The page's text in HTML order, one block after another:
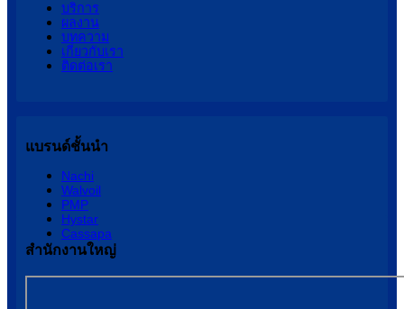
บริการ
ผลงาน
บทความ
เกี่ยวกับเรา
ติดต่อเรา
แบรนด์ชั้นนำ
Nachi
Walvoil
PMP
Hystar
Cassapa
สำนักงานใหญ่